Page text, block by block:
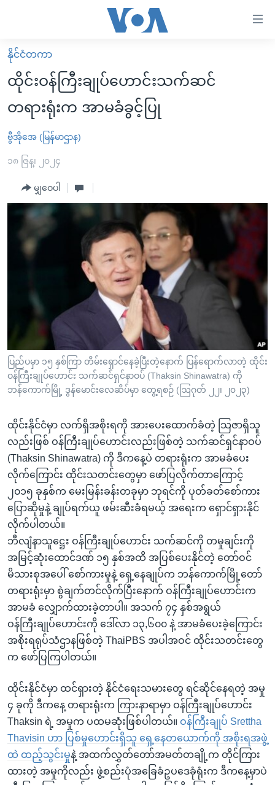
လွယ်ကူ
စေ
များ
ပင်မ
ကြည့်
ကြည့်
ရန်
ရှာဖွေ
နေရာ
သို့
ကျော်
ရန်
မူလစာမျက်နှာ
မြန်မာ
ကမ္ဘာ့သတင်းများ
နိုင်ငံတကာ
အမေရိကန်
အစ္စရေး-ပါလက်စတိုင်း
ဗွီဒီယို
သတင်းလွတ်လပ်ခွင့်
အင်္ဂလိပ်စာလေ့လာမယ်
အမေရိကန်သုံးအီဒီယံ
မကြေးမုံရဲ့ အင်္ဂလိပ်စာ
ရုပ်ရှင်ထဲက အင်္ဂလိပ်စာ
သုတပဒေသာ အင်္ဂလိပ်စာ
အပတ်စဉ်ကဏ္ဍများ
ရေဒီယို
ရေဒီယိုနှင့်ရုပ်သံ အချက်အလက်များ
ရေဒီယို/တီဗွီအစီအစဉ်
Learning English
ဗွီအိုအေ လူမှုကွန်ယက်များ
ဘာသာစကားများ
နိုင်ငံတကာ
ထိုင်းဝန်ကြီးချုပ်ဟောင်းသက်ဆင်
တရားရုံးက အာမခံခွင့်ပြု
ဗွီအိုအေ (မြန်မာဌာန)
၁၈ ဇြန္၊ ၂၀၂၄
မျှဝေပါ
ပြည်ပမှာ ၁၅ နှစ်ကြာ တိမ်းရှောင်နေခဲ့ပြီးတဲ့နောက် ပြန်ရောက်လာတဲ့ ထိုင်း
ဝန်ကြီးချုပ်ဟောင်း သက်ဆင်ရှင်နာဝပ် (Thaksin Shinawatra) ကို
ဘန်ကောက်မြို့ ဒွန်မောင်းလေဆိပ်မှာ တွေ့ရစဉ် (ဩဂုတ် ၂၂၊ ၂၀၂၃)
ထိုင်းနိုင်ငံမှာ လက်ရှိအစိုးရကို အားပေးထောက်ခံတဲ့ သြဇာရှိသူ
လည်းဖြစ် ဝန်ကြီးချုပ်ဟောင်းလည်းဖြစ်တဲ့ သက်ဆင်ရှင်နာဝပ်
(Thaksin Shinawatra) ကို ဒီကနေ့ပဲ တရားရုံးက အာမခံပေး
လိုက်ကြောင်း ထိုင်းသတင်းတွေမှာ ဖော်ပြလိုက်တာကြောင့်
၂၀၁၅ ခုနှစ်က မေးမြန်းခန်းတခုမှာ ဘုရင်ကို ပုတ်ခတ်စော်ကား
ပြောဆိုမှုနဲ့ ချုပ်ရက်ယူ ဖမ်းဆီးခံရမယ့် အရေးက ရှောင်ရှားနိုင်
လိုက်ပါတယ်။
ဘီလျံနာသူဋ္ဌေး ဝန်ကြီးချုပ်ဟောင်း သက်ဆင်ကို တမှုချင်းကို
အမြင့်ဆုံးထောင်ဒဏ် ၁၅ နှစ်အထိ အပြစ်ပေးနိုင်တဲ့ တော်ဝင်
မိသားစုအပေါ် စော်ကားမှုနဲ့ ရှေ့နေချုပ်က ဘန်ကောက်မြို့တော်
တရားရုံးမှာ စွဲချက်တင်လိုက်ပြီးနောက် ဝန်ကြီးချုပ်ဟောင်းက
အာမခံ လျှောက်ထားခဲ့တာပါ။ အသက် ၇၄ နှစ်အရွယ်
ဝန်ကြီးချုပ်ဟောင်းကို ဒေါ်လာ ၁၃,၆၀၀ နဲ့ အာမခံပေးခဲ့ကြောင်း
အစိုးရရုပ်သံဌာနဖြစ်တဲ့ ThaiPBS အပါအဝင် ထိုင်းသတင်းတွေ
က ဖော်ပြကြပါတယ်။
ထိုင်းနိုင်ငံမှာ ထင်ရှားတဲ့ နိုင်ငံရေးသမားတွေ ရင်ဆိုင်နေရတဲ့ အမှု
၄ ခုကို ဒီကနေ့ တရားရုံးက ကြားနာရာမှာ ဝန်ကြီးချုပ်ဟောင်း
Thaksin ရဲ့ အမှုက ပထမဆုံးဖြစ်ပါတယ်။ ဝန်ကြီးချုပ် Srettha
Thavisin ဟာ ပြစ်မှုဟောင်းရှိသူ ရှေ့နေတယောက်ကို အစိုးရအဖွဲ့
ထဲ ထည့်သွင်းမှုနဲ့ အထက်လွှတ်တော်အမတ်တချို့က တိုင်ကြား
ထားတဲ့ အမှုကိုလည်း ဖွဲ့စည်းပုံအခြေခံဥပဒေခုံရုံးက ဒီကနေ့မှာပဲ